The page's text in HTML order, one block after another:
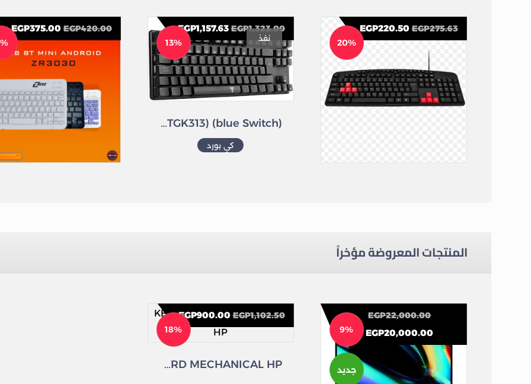
EGP275.63
EGP220.50
20%
T-DAGGER TGK313 BORA Gaming Mechanical Keyboard – Rainbow LED Lighting -TKL Size 87 Key – AR/EN Key || (T-TGK313) (blue Switch)
كي بورد
EGP1,323.00
EGP1,157.63
نفذ 13%
EGP420.00
EGP375.00
المنتجات المعروضة مؤخراً
EGP22,000.00
EGP20,000.00
9%
جديد KEYBOARD MECHANICAL HP
EGP1,102.50
EGP900.00
18%